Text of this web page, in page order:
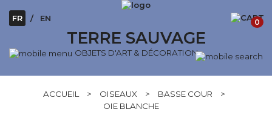
TERRE SAUVAGE
OBJETS D'ART & DÉCORATION
FR EN 0
ACCUEIL > OISEAUX > BASSE COUR
>
OIE BLANCHE